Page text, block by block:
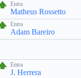
Entra
Matheus Rossetto
Entra
Adam Bareiro
Entra
J. Herrera